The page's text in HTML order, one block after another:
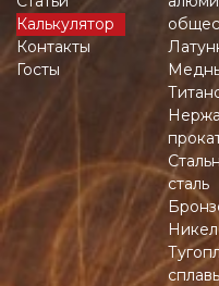
Калькулятор
Контакты
Госты
сталь